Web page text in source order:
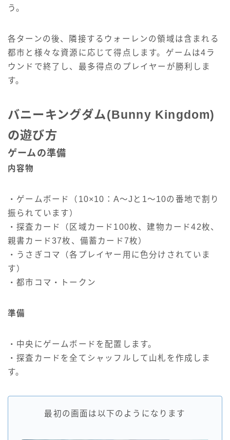
う。
各ターンの後、隣接するウォーレンの領域は含まれる
都市と様々な資源に応じて得点します。ゲームは4ラ
ウンドで終了し、最多得点のプレイヤーが勝利しま
す。
バニーキングダム(Bunny Kingdom)
の遊び方
ゲームの準備
内容物
・ゲームボード（10×10：A～Jと1～10の番地で割り
振られています）
・探査カード（区域カード100枚、建物カード42枚、
親書カード37枚、備蓄カード7枚）
・うさぎコマ（各プレイヤー用に色分けされていま
す）
・都市コマ・トークン
準備
・中央にゲームボードを配置します。
・探査カードを全てシャッフルして山札を作成しま
す。
最初の画面は以下のようになります